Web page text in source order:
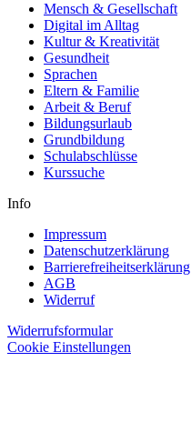
Mensch & Gesellschaft
Digital im Alltag
Kultur & Kreativität
Gesundheit
Sprachen
Eltern & Familie
Arbeit & Beruf
Bildungsurlaub
Grundbildung
Schulabschlüsse
Kurssuche
Info
Impressum
Datenschutzerklärung
Barrierefreiheitserklärung
AGB
Widerruf
Widerrufsformular
Cookie Einstellungen